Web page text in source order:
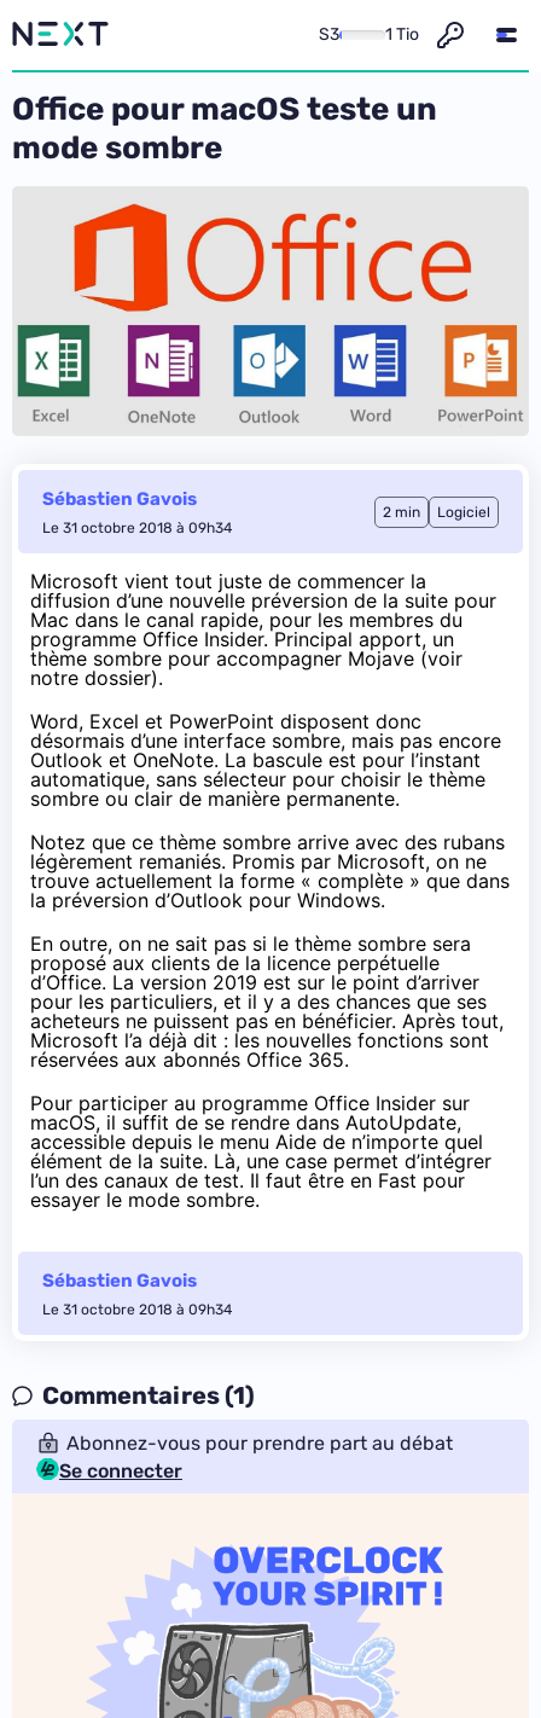
S3 1 Tio
Office pour macOS teste un
mode sombre
Sébastien Gavois
Le 31 octobre 2018 à 09h34
2 min Logiciel
Microsoft vient tout juste de commencer la
diffusion d’une nouvelle préversion de la suite pour
Mac dans le canal rapide, pour les membres du
programme Office Insider. Principal apport, un
thème sombre pour accompagner Mojave (voir
notre dossier).
Word, Excel et PowerPoint disposent donc
désormais d’une interface sombre, mais pas encore
Outlook et OneNote. La bascule est pour l’instant
automatique, sans sélecteur pour choisir le thème
sombre ou clair de manière permanente.
Notez que ce thème sombre arrive avec des rubans
légèrement remaniés. Promis par Microsoft, on ne
trouve actuellement la forme « complète » que dans
la préversion d’Outlook pour Windows.
En outre, on ne sait pas si le thème sombre sera
proposé aux clients de la licence perpétuelle
d’Office. La version 2019 est sur le point d’arriver
pour les particuliers, et il y a des chances que ses
acheteurs ne puissent pas en bénéficier. Après tout,
Microsoft l’a déjà dit : les nouvelles fonctions sont
réservées aux abonnés Office 365.
Pour participer au programme Office Insider sur
macOS, il suffit de se rendre dans AutoUpdate,
accessible depuis le menu Aide de n’importe quel
élément de la suite. Là, une case permet d’intégrer
l’un des canaux de test. Il faut être en Fast pour
essayer le mode sombre.
Sébastien Gavois
Le 31 octobre 2018 à 09h34
Commentaires (1)
Abonnez-vous pour prendre part au débat
Se connecter